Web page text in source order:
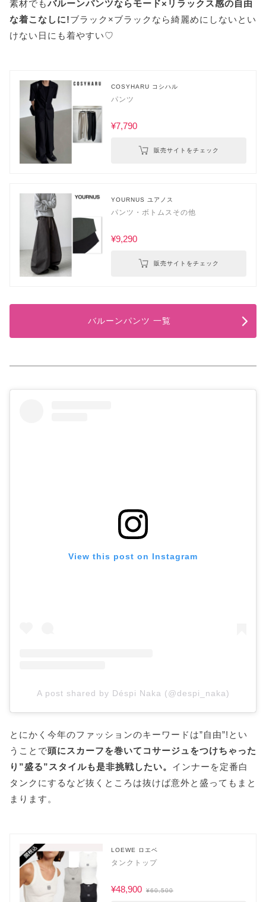
素材でもバルーンパンツならモード×リラックス感の自由
な着こなしに!ブラック×ブラックなら綺麗めにしないとい
けない日にも着やすい♡
COSYHARU コシハル
パンツ
¥7,790
販売サイトをチェック
YOURNUS ユアノス
パンツ・ボトムスその他
¥9,290
販売サイトをチェック
バルーンパンツ 一覧
View this post on Instagram
A post shared by Déspi Naka (@despi_naka)
とにかく今年のファッションのキーワードは”自由”!とい
うことで頭にスカーフを巻いてコサージュをつけちゃった
り”盛る”スタイルも是非挑戦したい。 インナーを定番白
タンクにするなど抜くところは抜けば意外と盛ってもまと
まります。
LOEWE ロエベ
タンクトップ
¥48,900 ¥60,500